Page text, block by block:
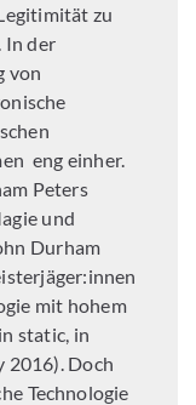
zu
In der
von
eng einher.
Peters
und
Durham
mit hohem
static, in
2016). Doch
Technologie